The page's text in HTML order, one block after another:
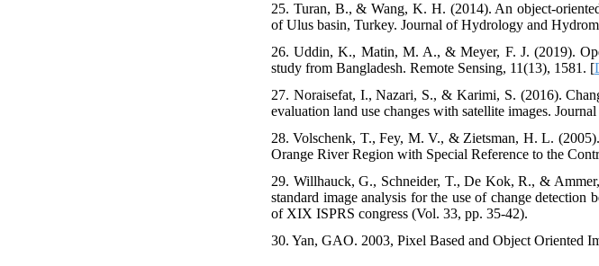
25. Turan, B., & Wang, K. H. (2014). An object-
of Ulus basin, Turkey. Journal of Hydrology and
26. Uddin, K., Matin, M. A., & Meyer, F. J. (2019).
study from Bangladesh. Remote Sensing, 11(13), 1581. [
27. Noraisefat, I., Nazari, S., & Karimi, S. (2016).
evaluation land use changes with satellite images.
28. Volschenk, T., Fey, M. V., & Zietsman, H. L.
Orange River Region with Special Reference to the
29. Willhauck, G., Schneider, T., De Kok, R., &
standard image analysis for the use of change detection
of XIX ISPRS congress (Vol. 33, pp. 35-42).
30. Yan, GAO. 2003, Pixel Based and Object Oriented